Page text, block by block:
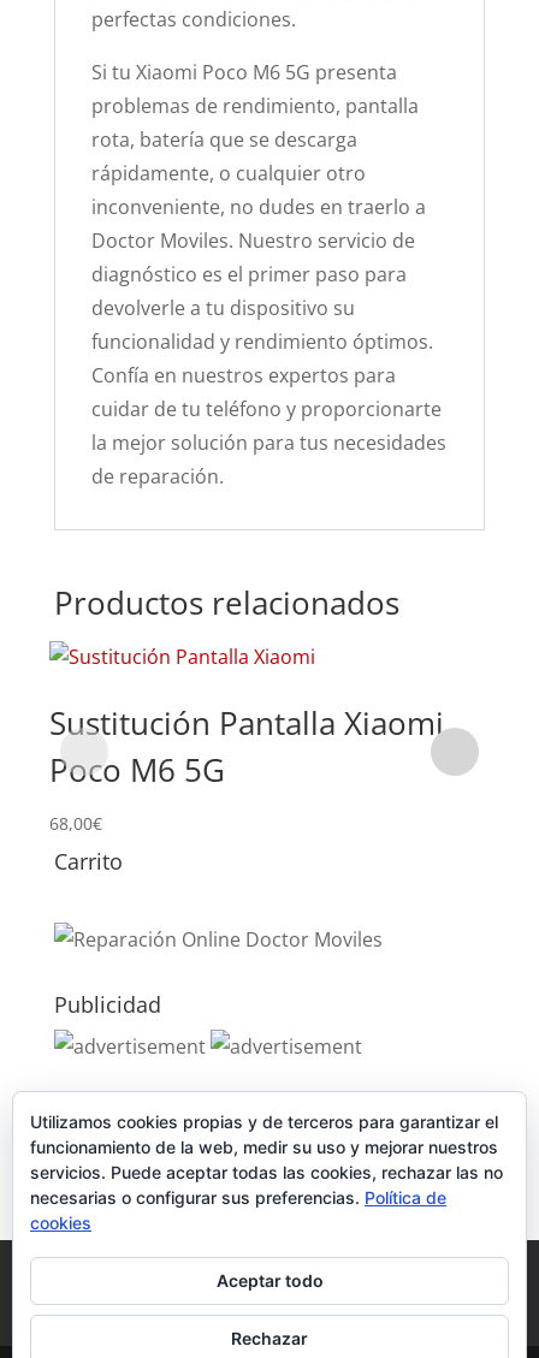
perfectas condiciones.
Si tu Xiaomi Poco M6 5G presenta
problemas de rendimiento, pantalla
rota, batería que se descarga
rápidamente, o cualquier otro
inconveniente, no dudes en traerlo a
Doctor Moviles. Nuestro servicio de
diagnóstico es el primer paso para
devolverle a tu dispositivo su
funcionalidad y rendimiento óptimos.
Confía en nuestros expertos para
cuidar de tu teléfono y proporcionarte
la mejor solución para tus necesidades
de reparación.
Productos relacionados
Sustitución Pantalla Xiaomi
Poco M6 5G
68,00€
Carrito
Publicidad
Publicidad
Condiciones y Privacidad
Contacto
Tienda Carrito Mi cuenta
Utilizamos cookies propias y de terceros para garantizar el
funcionamiento de la web, medir su uso y mejorar nuestros
servicios. Puede aceptar todas las cookies, rechazar las no
necesarias o configurar sus preferencias. Política de
cookies
Aceptar todo
Rechazar